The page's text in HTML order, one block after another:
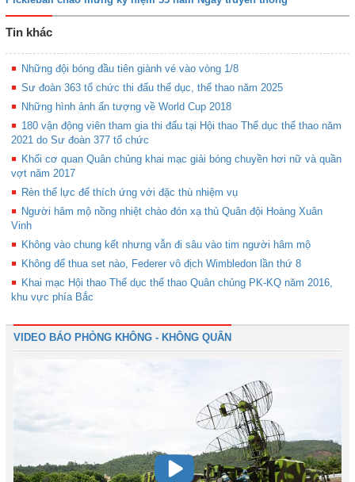
Tin khác
Những đội bóng đầu tiên giành vé vào vòng 1/8
Sư đoàn 363 tổ chức thi đấu thể dục, thể thao năm 2025
Những hình ảnh ấn tượng về World Cup 2018
180 vận động viên tham gia thi đấu tại Hội thao Thể dục thể thao năm
2021 do Sư đoàn 377 tổ chức
Khối cơ quan Quân chủng khai mạc giải bóng chuyền hơi nữ và quần
vợt năm 2017
Rèn thể lực để thích ứng với đặc thù nhiệm vụ
Người hâm mộ nồng nhiệt chào đón xạ thủ Quân đội Hoàng Xuân
Vinh
Không vào chung kết nhưng vẫn đi sâu vào tim người hâm mộ
Không để thua set nào, Federer vô địch Wimbledon lần thứ 8
Khai mạc Hội thao Thể dục thể thao Quân chủng PK-KQ năm 2016,
khu vực phía Bắc
VIDEO BÁO PHÒNG KHÔNG - KHÔNG QUÂN